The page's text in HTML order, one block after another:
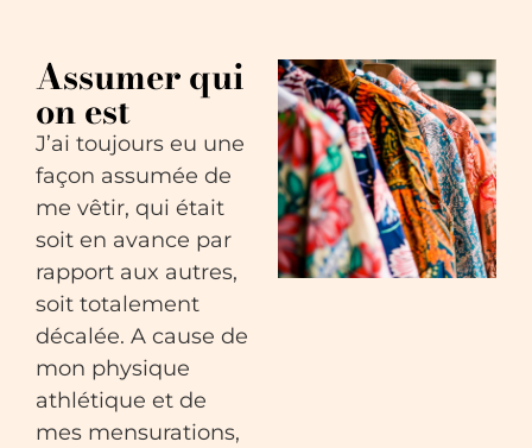
Assumer qui
on est
J’ai toujours eu une
façon assumée de
me vêtir, qui était
soit en avance par
rapport aux autres,
soit totalement
décalée. A cause de
mon physique
athlétique et de
mes mensurations,